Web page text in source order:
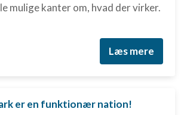
mulige kanter om, hvad der virker.
Læs mere
er en funktionær nation!
at tilpasse indhold